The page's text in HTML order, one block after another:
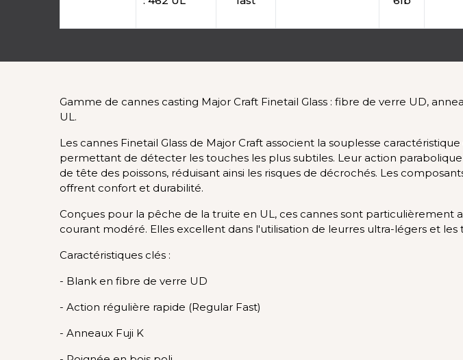
Gamme de cannes casting Major Craft Finetail Glass : fibre de verre UD,
UL.
Les cannes Finetail Glass de Major Craft associent la souplesse
permettant de détecter les touches les plus subtiles. Leur action
de tête des poissons, réduisant ainsi les risques de décrochés. Les
offrent confort et durabilité.
Conçues pour la pêche de la truite en UL, ces cannes sont
courant modéré. Elles excellent dans l'utilisation de leurres ultra-légers et
Caractéristiques clés :
- Blank en fibre de verre UD
- Action régulière rapide (Regular Fast)
- Anneaux Fuji K